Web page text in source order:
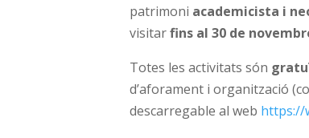
patrimoni academicista i
visitarfins al 30 de
Totes les activitats són
d’aforament i organització
descarregable al web https://